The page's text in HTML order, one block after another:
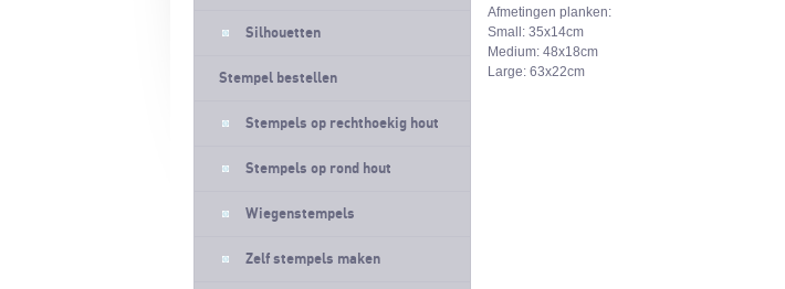
Silhouetten
Stempel bestellen
Stempels op rechthoekig hout
Stempels op rond hout
Wiegenstempels
Zelf stempels maken
Afmetingen planken:
Small: 35x14cm
Medium: 48x18cm
Large: 63x22cm